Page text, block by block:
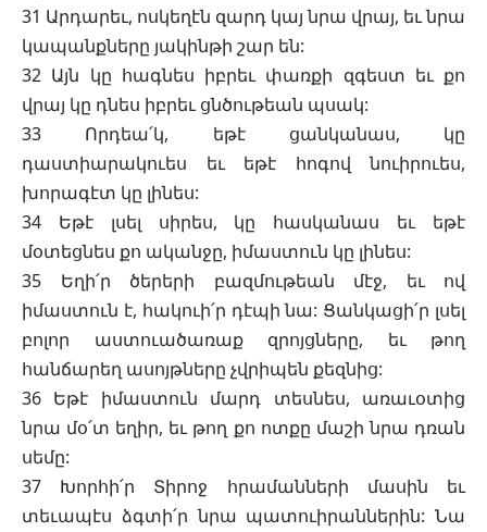
31 Արդարեւ, ոսկեղէն զարդ կայ նրա վրայ, եւ նրա
կապանքները յակինթի շար են:
32 Այն կը հագնես իբրեւ փառքի զգեստ եւ քո
վրայ կը դնես իբրեւ ցնծութեան պսակ:
33 Որդեա՛կ, եթէ ցանկանաս, կը
դաստիարակուես եւ եթէ հոգով նուիրուես,
խորագէտ կը լինես:
34 Եթէ լսել սիրես, կը հասկանաս եւ եթէ
մօտեցնես քո ականջը, իմաստուն կը լինես:
35 Եղի՛ր ծերերի բազմութեան մէջ, եւ ով
իմաստուն է, հակուի՛ր դէպի նա: Ցանկացի՛ր լսել
բոլոր աստուածառաք զրոյցները, եւ թող
հանճարեղ ասոյթները չվրիպեն քեզնից:
36 Եթէ իմաստուն մարդ տեսնես, առաւօտից
նրա մօ՛տ եղիր, եւ թող քո ոտքը մաշի նրա դռան
սեմը:
37 Խորհի՛ր Տիրոջ հրամանների մասին եւ
տեւապէս ձգտի՛ր նրա պատուիրաններին: Նա